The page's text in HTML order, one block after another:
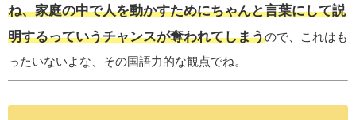
ね、家庭の中で人を動かすためにちゃんと言葉にして説
明するっていうチャンスが奪われてしまうので、これはも
ったいないよな、その国語力的な観点でね。